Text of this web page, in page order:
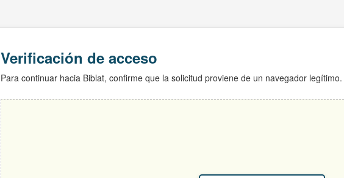
Verificación de acceso
Para continuar hacia Biblat, confirme que la solicitud proviene de un navegador legítimo.